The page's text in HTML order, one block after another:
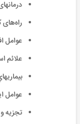
عوامل‌
علائم
عوامل
تجزيه